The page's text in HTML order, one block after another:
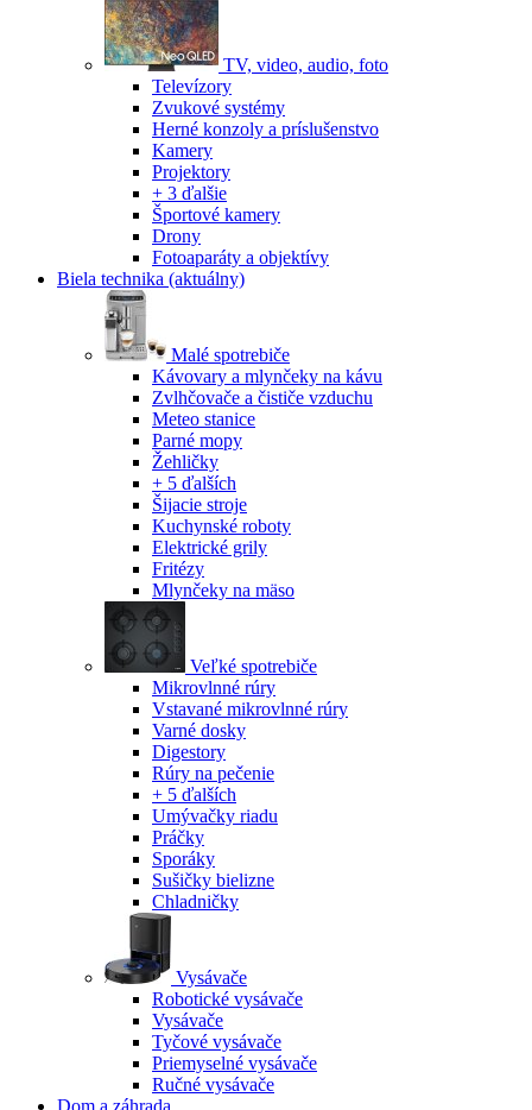
TV, video, audio, foto
Televízory
Zvukové systémy
Herné konzoly a príslušenstvo
Kamery
Projektory
+ 3 ďalšie
Športové kamery
Drony
Fotoaparáty a objektívy
Biela technika (aktuálny)
Malé spotrebiče
Kávovary a mlynčeky na kávu
Zvlhčovače a čističe vzduchu
Meteo stanice
Parné mopy
Žehličky
+ 5 ďalších
Šijacie stroje
Kuchynské roboty
Elektrické grily
Fritézy
Mlynčeky na mäso
Veľké spotrebiče
Mikrovlnné rúry
Vstavané mikrovlnné rúry
Varné dosky
Digestory
Rúry na pečenie
+ 5 ďalších
Umývačky riadu
Práčky
Sporáky
Sušičky bielizne
Chladničky
Vysávače
Robotické vysávače
Vysávače
Tyčové vysávače
Priemyselné vysávače
Ručné vysávače
Dom a záhrada